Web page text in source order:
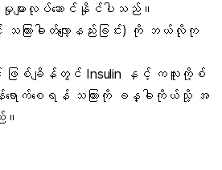
မှုများလုပ်ဆောင်နိုင်ပါသည်။
သကြားဓါတ်လျော့နည်းခြင်း) ကို ဘယ်လိုကု
င်း ဖြစ်ချိန်တွင် Insulin နှင့် ကလူးကို့စ်
ောက်စေရန် သကြားကို ခန္ဓါကိုယ်သို့ အ
။